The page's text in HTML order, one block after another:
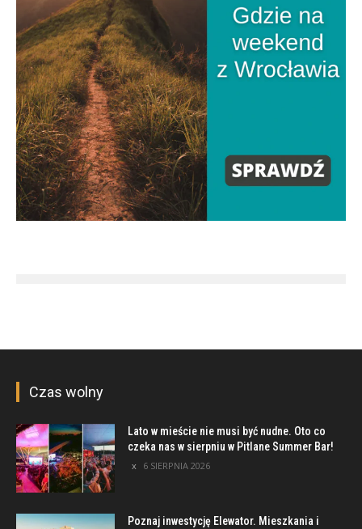
Czas wolny
Lato w mieście nie musi być nudne. Oto co
czeka nas w sierpniu w Pitlane Summer Bar!
6 SIERPNIA 2026
Poznaj inwestycję Elewator. Mieszkania i